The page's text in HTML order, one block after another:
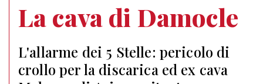
La cava di Damocle
L'allarme dei 5 Stelle: pericolo di
crollo per la discarica ed ex cava